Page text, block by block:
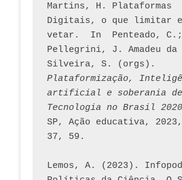
Martins, H. Plataformas
Digitais, o que limitar e
vetar.  In  Penteado, C.;
Pellegrini, J. Amadeu da
Plataformização,
artificial e soberania de
Tecnologia no Brasil
SP, Ação educativa,
37, 59.
Lemos, A. (2023).